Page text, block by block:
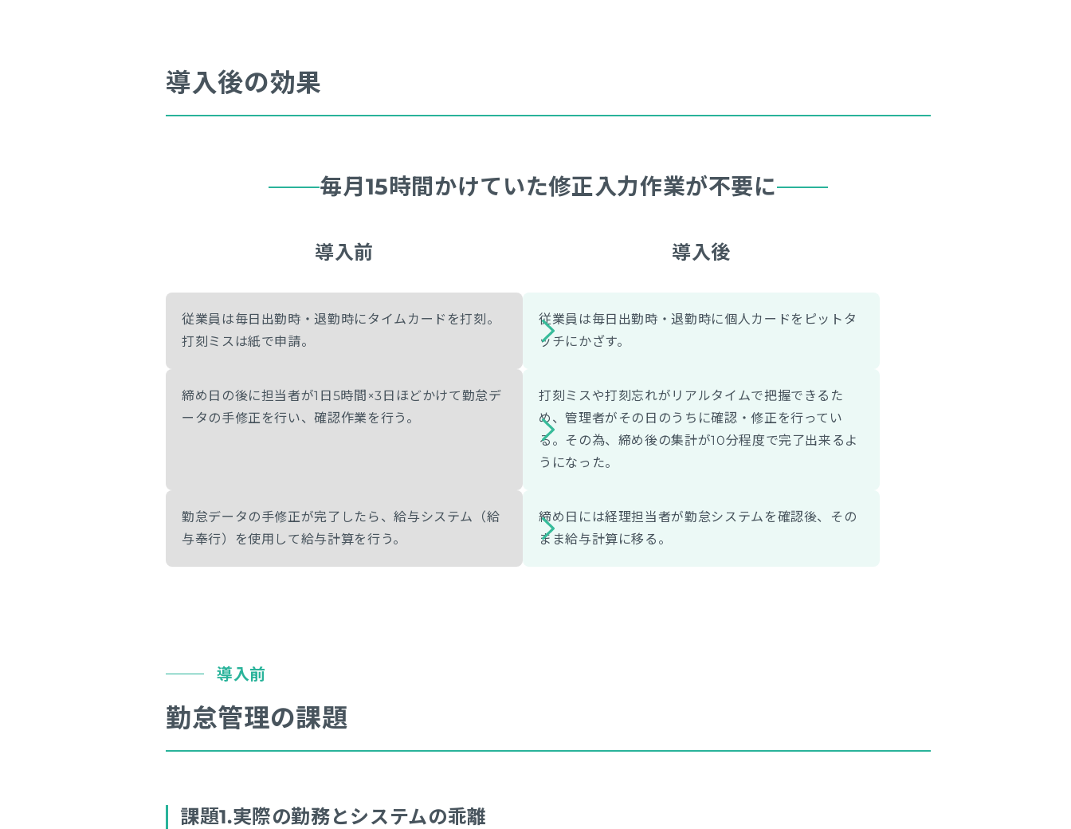
導入後の効果
毎月15時間かけていた修正入力作業が不要に
導入前
従業員は毎日出勤時・退勤時にタイムカードを打刻。
打刻ミスは紙で申請。
締め日の後に担当者が1日5時間×3日ほどかけて勤怠デ
ータの手修正を行い、確認作業を行う。
勤怠データの手修正が完了したら、給与システム（給
与奉行）を使用して給与計算を行う。
導入後
従業員は毎日出勤時・退勤時に個人カードをピットタ
ッチにかざす。
打刻ミスや打刻忘れがリアルタイムで把握できるた
め、管理者がその日のうちに確認・修正を行ってい
る。その為、締め後の集計が10分程度で完了出来るよ
うになった。
締め日には経理担当者が勤怠システムを確認後、その
まま給与計算に移る。
導入前
勤怠管理の課題
課題1.実際の勤務とシステムの乖離